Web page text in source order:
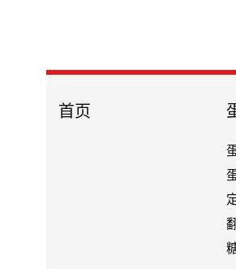
首页